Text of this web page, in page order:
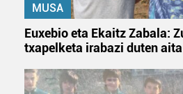
MUSA
Euxebio eta Ekaitz Zabala:
txapelketa irabazi duten